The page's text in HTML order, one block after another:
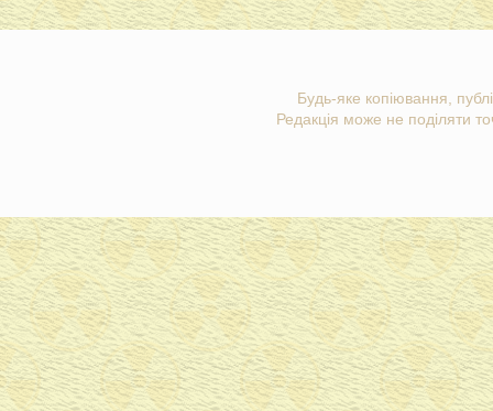
Будь-яке копіювання,
Редакція може не поділяти